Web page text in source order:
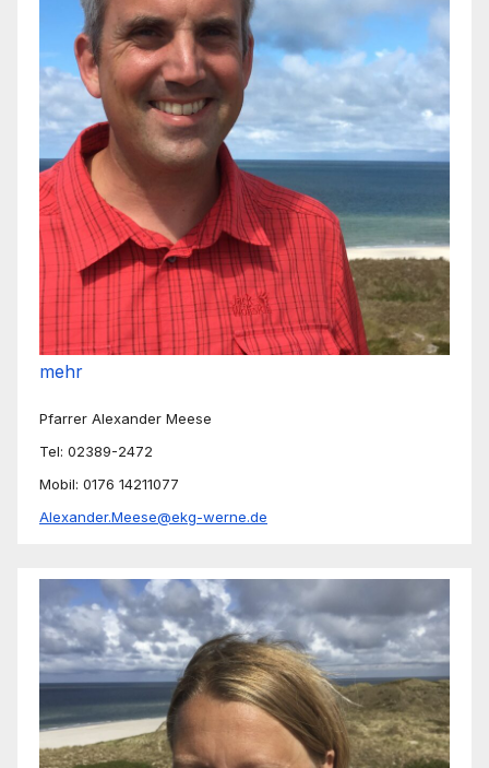
mehr
Pfarrer Alexander Meese
Tel: 02389-2472
Mobil: 0176 14211077
Alexander.Meese@ekg-werne.de